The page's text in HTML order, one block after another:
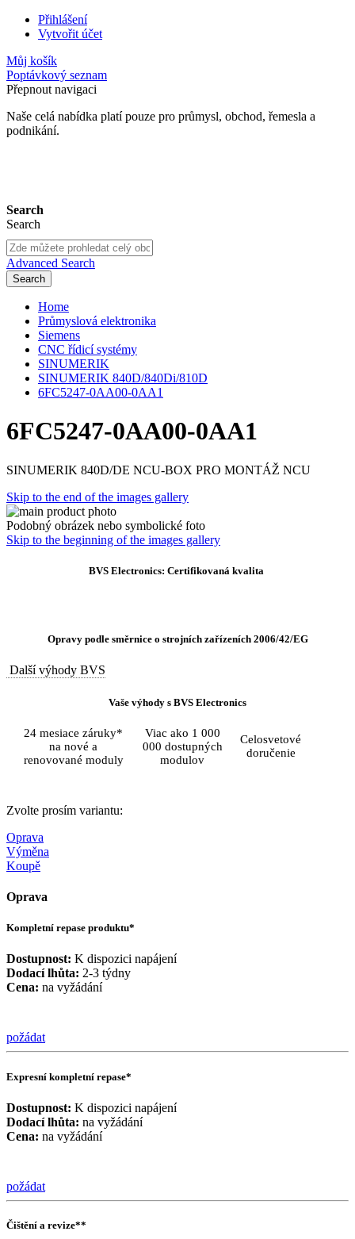
Přihlášení
Vytvořit účet
Můj košík
Poptávkový seznam
Přepnout navigaci
Naše celá nabídka platí pouze pro průmysl, obchod, řemesla a
podnikání.
Search
Search
Advanced Search
Search
Home
Průmyslová elektronika
Siemens
CNC řídicí systémy
SINUMERIK
SINUMERIK 840D/840Di/810D
6FC5247-0AA00-0AA1
6FC5247-0AA00-0AA1
SINUMERIK 840D/DE NCU-BOX PRO MONTÁŽ NCU
Skip to the end of the images gallery
Podobný obrázek nebo symbolické foto
Skip to the beginning of the images gallery
BVS Electronics: Certifikovaná kvalita
Opravy podle směrnice o strojních zařízeních 2006/42/EG
Další výhody BVS
Vaše výhody s BVS Electronics
24 mesiace záruky*
na nové a
renovované moduly
Viac ako 1 000
000 dostupných
modulov
Celosvetové
doručenie
Zvolte prosím variantu:
Oprava
Výměna
Koupě
Oprava
Kompletní repase produktu*
Dostupnost: K dispozici napájení
Dodací lhůta: 2-3 týdny
Cena: na vyžádání
požádat
Expresní kompletní repase*
Dostupnost: K dispozici napájení
Dodací lhůta: na vyžádání
Cena: na vyžádání
požádat
Čištění a revize**